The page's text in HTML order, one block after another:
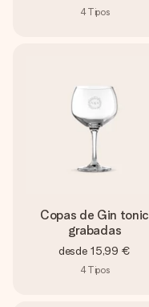
4Tipos
Copas de Gin tonic
grabadas
desde 15,99 €
4Tipos